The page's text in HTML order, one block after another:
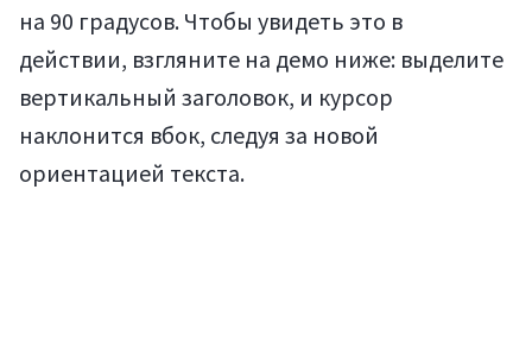
на 90 градусов. Чтобы увидеть это в
действии, взгляните на демо ниже: выделите
вертикальный заголовок, и курсор
наклонится вбок, следуя за новой
ориентацией текста.